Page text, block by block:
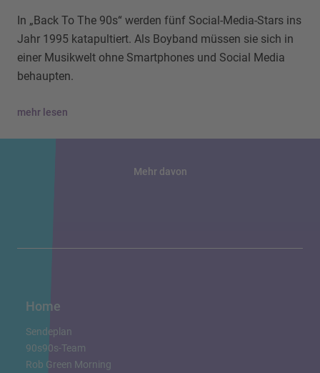
In „Back To The 90s“ werden fünf Social-Media-Stars ins
Jahr 1995 katapultiert. Als Boyband müssen sie sich in
einer Musikwelt ohne Smartphones und Social Media
behaupten.
mehr lesen
Mehr davon
Home
Sendeplan
90s90s-Team
Rob Green Morning